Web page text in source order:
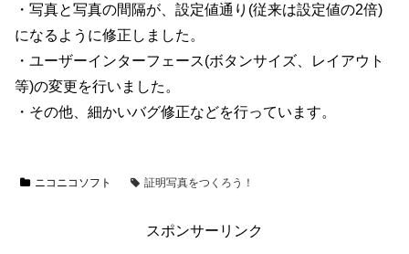
・写真と写真の間隔が、設定値通り(従来は設定値の2倍)
になるように修正しました。
・ユーザーインターフェース(ボタンサイズ、レイアウト
等)の変更を行いました。
・その他、細かいバグ修正などを行っています。
ニコニコソフト 証明写真をつくろう！
スポンサーリンク